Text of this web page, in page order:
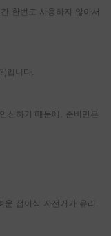
한번도 사용하지 않아서
입니다.
심하기 때문에, 준비만은
운 접이식 자전거가 유리.